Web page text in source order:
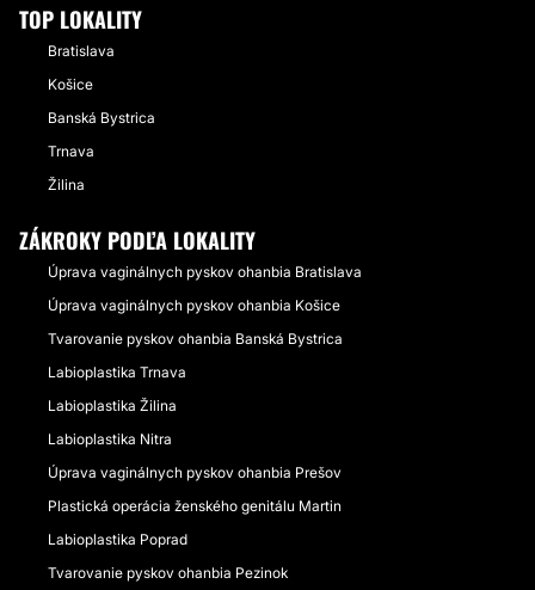
TOP LOKALITY
Bratislava
Košice
Banská Bystrica
Trnava
Žilina
ZÁKROKY PODĽA LOKALITY
Úprava vaginálnych pyskov ohanbia Bratislava
Úprava vaginálnych pyskov ohanbia Košice
Tvarovanie pyskov ohanbia Banská Bystrica
Labioplastika Trnava
Labioplastika Žilina
Labioplastika Nitra
Úprava vaginálnych pyskov ohanbia Prešov
Plastická operácia ženského genitálu Martin
Labioplastika Poprad
Tvarovanie pyskov ohanbia Pezinok